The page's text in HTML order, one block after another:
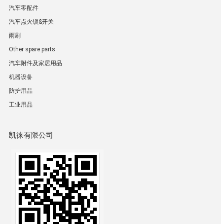
汽车零配件
汽车点火锁&开关
雨刷
Other spare parts
汽车附件及家居用品
机器设备
防护用品
工业用品
凯徕有限公司